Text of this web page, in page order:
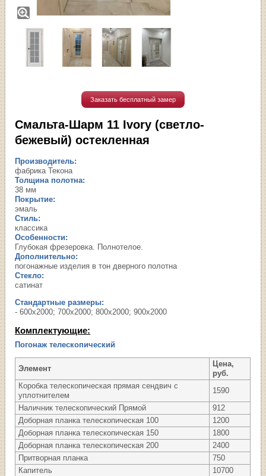
Заказать бесплатный замер
Смальта-Шарм 11 Ivory (светло-
бежевый) остекленная
Производитель:
фабрика Текона
Толщина полотна:
38 мм
Покрытие:
эмаль
Стиль:
классика
Особенности:
Глубокая фрезеровка. Полнотелое.
Дополнительно:
погонажные изделия в тон дверного полотна
Стекло:
сатинат
Стандартные размеры:
- 600х2000; 700х2000; 800х2000; 900х2000
Комплектующие:
Погонаж телескопический
Элемент
Цена,
руб.
Коробка телескопическая прямая сендвич с
уплотнителем
1590
Наличник телескопический Прямой
912
Доборная планка телескопическая 100
1200
Доборная планка телескопическая 150
1800
Доборная планка телескопическая 200
2400
Притворная планка
750
Капитель
10700